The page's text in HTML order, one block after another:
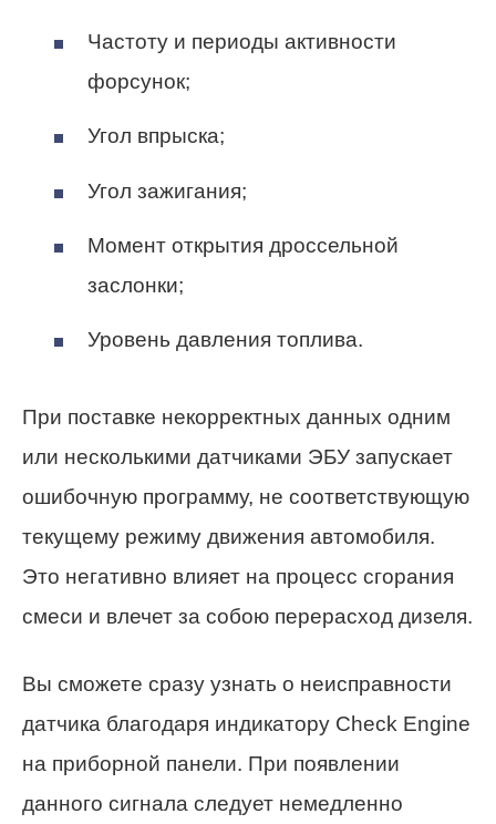
Частоту и периоды активности
форсунок;
Угол впрыска;
Угол зажигания;
Момент открытия дроссельной
заслонки;
Уровень давления топлива.
При поставке некорректных данных одним
или несколькими датчиками ЭБУ запускает
ошибочную программу, не соответствующую
текущему режиму движения автомобиля.
Это негативно влияет на процесс сгорания
смеси и влечет за собою перерасход дизеля.
Вы сможете сразу узнать о неисправности
датчика благодаря индикатору Check Engine
на приборной панели. При появлении
данного сигнала следует немедленно